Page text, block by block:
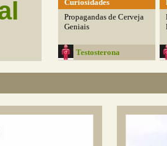
Curiosidades
Propagandas de Cerveja
Geniais
Testosterona